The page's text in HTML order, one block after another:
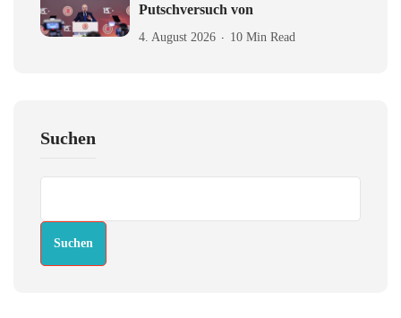
Putschversuch von
4. August 2026 10 Min Read
Suchen
Suchen